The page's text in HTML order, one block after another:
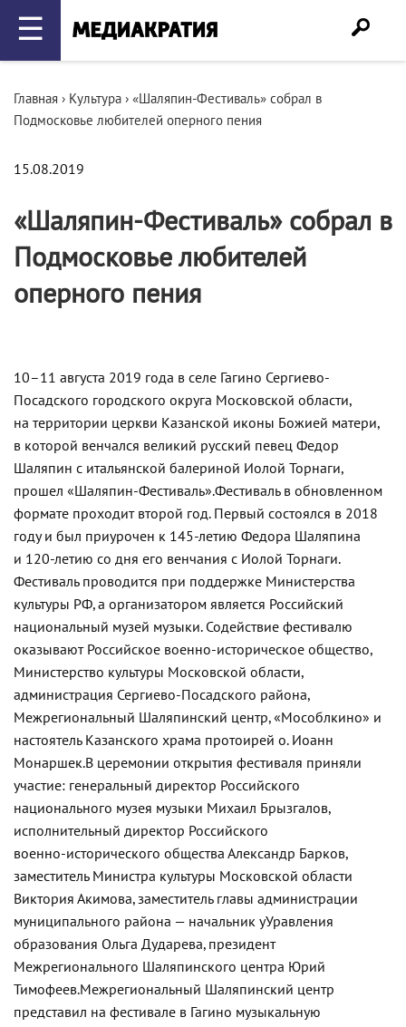
☰
Главная › Культура › «Шаляпин-Фестиваль» собрал в
Подмосковье любителей оперного пения
15.08.2019
«Шаляпин-Фестиваль» собрал в
Подмосковье любителей
оперного пения
10–11 августа 2019 года в селе Гагино Сергиево-
Посадского городского округа Московской области,
на территории церкви Казанской иконы Божией матери,
в которой венчался великий русский певец Федор
Шаляпин с итальянской балериной Иолой Торнаги,
прошел «Шаляпин-Фестиваль».Фестиваль в обновленном
формате проходит второй год. Первый состоялся в 2018
году и был приурочен к 145-летию Федора Шаляпина
и 120-летию со дня его венчания с Иолой Торнаги.
Фестиваль проводится при поддержке Министерства
культуры РФ, а организатором является Российский
национальный музей музыки. Содействие фестивалю
оказывают Российское военно-историческое общество,
Министерство культуры Московской области,
администрация Сергиево-Посадского района,
Межрегиональный Шаляпинский центр, «Мособлкино» и
настоятель Казанского храма протоирей о. Иоанн
Монаршек.В церемонии открытия фестиваля приняли
участие: генеральный директор Российского
национального музея музыки Михаил Брызгалов,
исполнительный директор Российского
военно-исторического общества Александр Барков,
заместитель Министра культуры Московской области
Виктория Акимова, заместитель главы администрации
муниципального района — начальник уУравления
образования Ольга Дударева, президент
Межрегионального Шаляпинского центра Юрий
Тимофеев.Межрегиональный Шаляпинский центр
представил на фестивале в Гагино музыкальную